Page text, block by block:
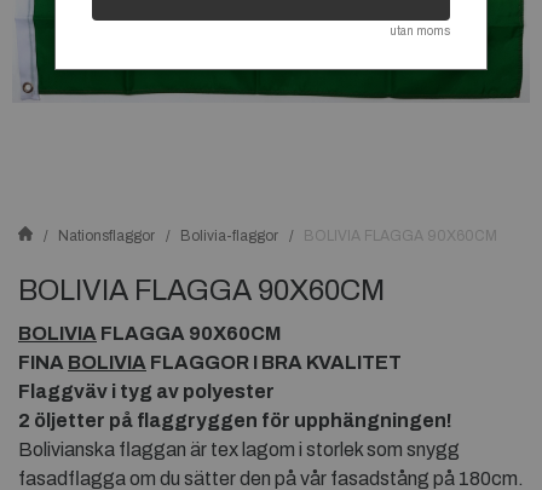
Nationsflaggor Bolivia-flaggor BOLIVIA FLAGGA 90X60CM
BOLIVIA FLAGGA 90X60CM
BOLIVIA FLAGGA 90X60CM
FINA BOLIVIA FLAGGOR I BRA KVALITET
Flaggväv i tyg av polyester
2 öljetter på flaggryggen för upphängningen!
Bolivianska flaggan är tex lagom i storlek som snygg
fasadflagga om du sätter den på vår fasadstång på 180cm.
utan moms